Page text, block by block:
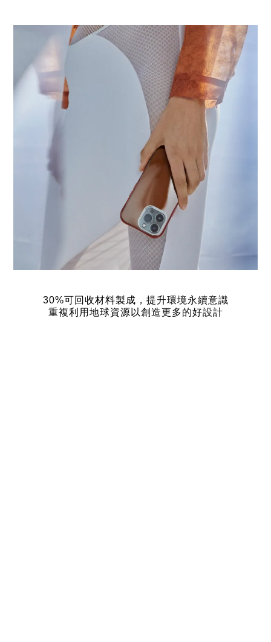
30%可回收材料製成， 提升環境永續意識
重複利用地球資源以創造更多的好設計